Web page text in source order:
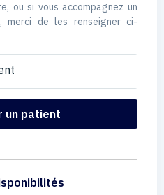
ou si vous accompagnez un
merci de les renseigner ci-
un patient